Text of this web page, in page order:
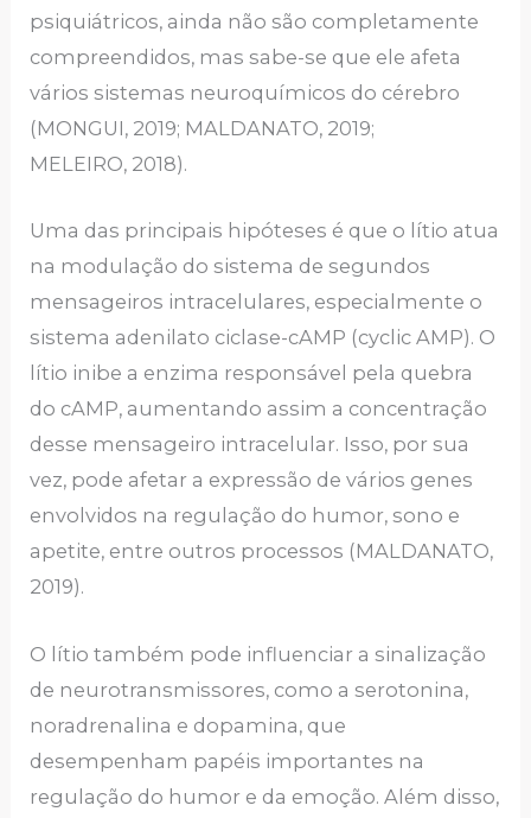
psiquiátricos, ainda não são completamente
compreendidos, mas sabe-se que ele afeta
vários sistemas neuroquímicos do cérebro
(MONGUI, 2019; MALDANATO, 2019;
MELEIRO, 2018).
Uma das principais hipóteses é que o lítio atua
na modulação do sistema de segundos
mensageiros intracelulares, especialmente o
sistema adenilato ciclase-cAMP (cyclic AMP). O
lítio inibe a enzima responsável pela quebra
do cAMP, aumentando assim a concentração
desse mensageiro intracelular. Isso, por sua
vez, pode afetar a expressão de vários genes
envolvidos na regulação do humor, sono e
apetite, entre outros processos (MALDANATO,
2019).
O lítio também pode influenciar a sinalização
de neurotransmissores, como a serotonina,
noradrenalina e dopamina, que
desempenham papéis importantes na
regulação do humor e da emoção. Além disso,